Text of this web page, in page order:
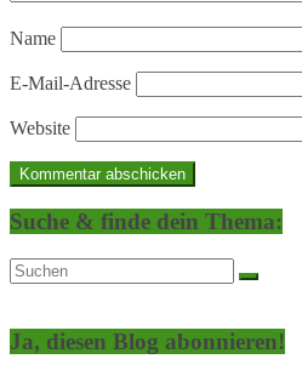
Name
E-Mail-Adresse
Website
Suche & finde dein Thema:
Ja, diesen Blog abonnieren!